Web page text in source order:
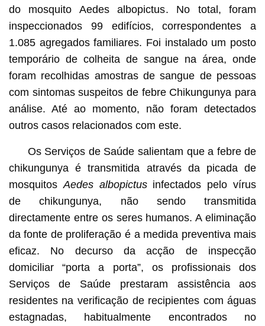
do mosquito Aedes albopictus. No total, foram
inspeccionados 99 edifícios, correspondentes a
1.085 agregados familiares. Foi instalado um posto
temporário de colheita de sangue na área, onde
foram recolhidas amostras de sangue de pessoas
com sintomas suspeitos de febre Chikungunya para
análise. Até ao momento, não foram detectados
outros casos relacionados com este.
Os Serviços de Saúde salientam que a febre de
chikungunya é transmitida através da picada de
mosquitosAedes albopictusinfectados pelo vírus
de chikungunya, não sendo transmitida
directamente entre os seres humanos. A eliminação
da fonte de proliferação é a medida preventiva mais
eficaz. No decurso da acção de inspecção
domiciliar “porta a porta”, os profissionais dos
Serviços de Saúde prestaram assistência aos
residentes na verificação de recipientes com águas
estagnadas, habitualmente encontrados no